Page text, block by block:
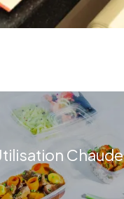
Chaude